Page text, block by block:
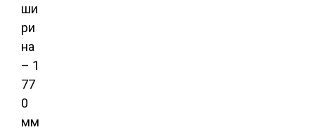
ши
ри
на
– 1
77
0
мм